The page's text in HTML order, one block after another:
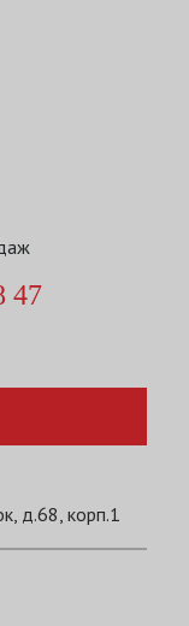
47
д.68, корп.1